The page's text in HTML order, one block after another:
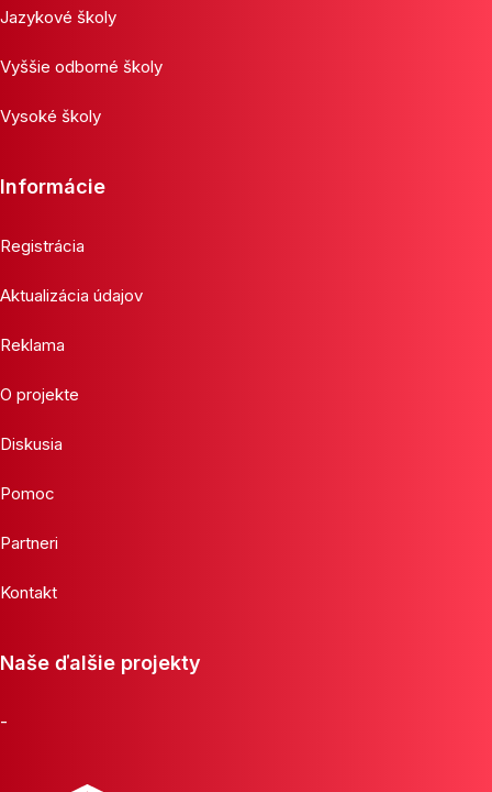
Jazykové školy
Vyššie odborné školy
Vysoké školy
Informácie
Registrácia
Aktualizácia údajov
Reklama
O projekte
Diskusia
Pomoc
Partneri
Kontakt
Naše ďalšie projekty
-